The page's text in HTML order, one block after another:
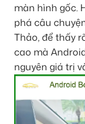
màn hình gốc.
phá câu
Thảo, để thấy
cao mà
nguyên giá trị